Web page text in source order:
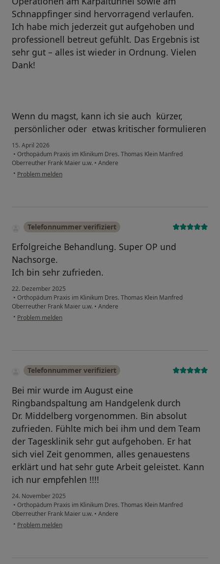
Schnappfinger sind hervorragend verlaufen.
Ich habe mich jederzeit gut aufgehoben und
professionell betreut gefühlt. Das Ergebnis ist
sehr gut – alles ist wieder in Ordnung. Vielen
Dank!
Wenn du magst, kann ich sie auch kürzer,
persönlicher oder etwas kritischer formulieren
15. April 2026
• Orthopädum Praxis im Klinikum Dres. Thomas Klein Manfred
Oberreuther Frank Maier u.w. • Andere
• Problem melden
Telefonnummer verifiziert
Erfolgreiche Behandlung. Super OP und
Nachsorge.
Ich bin sehr zufrieden.
22. Dezember 2025
• Orthopädum Praxis im Klinikum Dres. Thomas Klein Manfred
Oberreuther Frank Maier u.w. • Andere
• Problem melden
Telefonnummer verifiziert
Bei mir wurde im August eine
Ringbandspaltung am Handgelenk durch
Dr. Middelberg vorgenommen. Bin absolut
zufrieden. Fühlte mich bei ihm und dem Team
der Tagesklinik sehr gut aufgehoben. Er hat
sich viel Zeit genommen, alles genauestens
erklärt und hat sehr gute Arbeit geleistet. Kann
ich nur empfehlen !!!!
24. November 2025
• Orthopädum Praxis im Klinikum Dres. Thomas Klein Manfred
Oberreuther Frank Maier u.w. • Andere
• Problem melden